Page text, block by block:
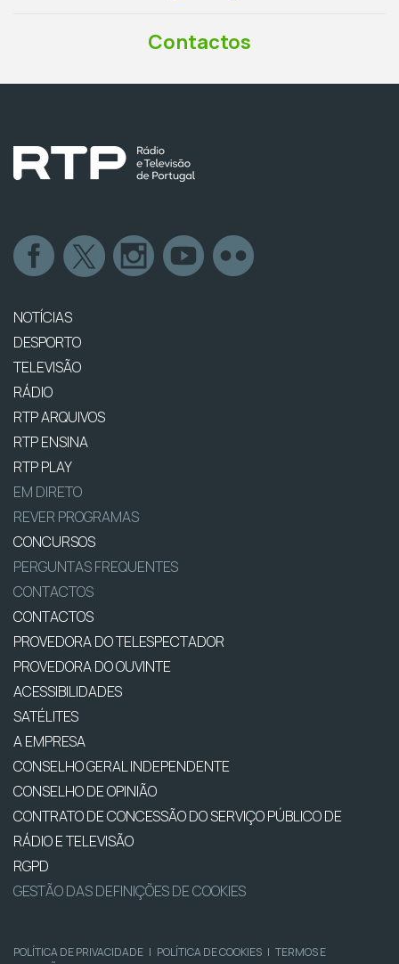
Contactos
NOTÍCIAS
DESPORTO
TELEVISÃO
RÁDIO
RTP ARQUIVOS
RTP ENSINA
RTP PLAY
EM DIRETO
REVER PROGRAMAS
CONCURSOS
PERGUNTAS FREQUENTES
CONTACTOS
CONTACTOS
PROVEDORA DO TELESPECTADOR
PROVEDORA DO OUVINTE
ACESSIBILIDADES
SATÉLITES
A EMPRESA
CONSELHO GERAL INDEPENDENTE
CONSELHO DE OPINIÃO
CONTRATO DE CONCESSÃO DO SERVIÇO PÚBLICO DE
RÁDIO E TELEVISÃO
RGPD
GESTÃO DAS DEFINIÇÕES DE COOKIES
POLÍTICA DE PRIVACIDADE | POLÍTICA DE COOKIES | TERMOS E